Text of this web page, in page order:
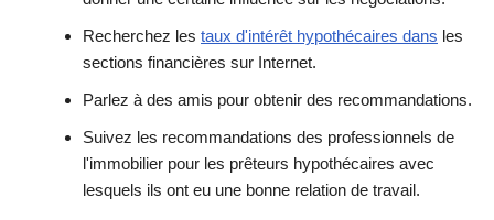
Recherchez les taux d'intérêt hypothécaires dans les
sections financières sur Internet.
Parlez à des amis pour obtenir des recommandations.
Suivez les recommandations des professionnels de
l'immobilier pour les prêteurs hypothécaires avec
lesquels ils ont eu une bonne relation de travail.